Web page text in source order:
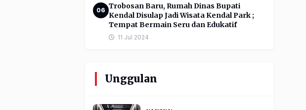
06 Trobosan Baru, Rumah Dinas Bupati
Kendal Disulap Jadi Wisata Kendal Park ;
Tempat Bermain Seru dan Edukatif
11 Jul 2024
Unggulan